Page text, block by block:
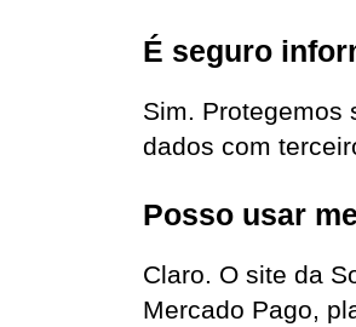
É seguro
Sim. Protegemos
dados com
Posso usar
Claro. O site da
Mercado Pago,